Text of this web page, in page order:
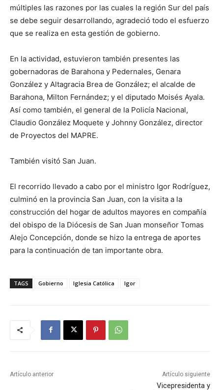
múltiples las razones por las cuales la región Sur del país
se debe seguir desarrollando, agradeció todo el esfuerzo
que se realiza en esta gestión de gobierno.
En la actividad, estuvieron también presentes las
gobernadoras de Barahona y Pedernales, Genara
González y Altagracia Brea de González; el alcalde de
Barahona, Milton Fernández; y el diputado Moisés Ayala.
Así como también, el general de la Policía Nacional,
Claudio González Moquete y Johnny González, director
de Proyectos del MAPRE.
También visitó San Juan.
El recorrido llevado a cabo por el ministro Igor Rodríguez,
culminó en la provincia San Juan, con la visita a la
construcción del hogar de adultos mayores en compañía
del obispo de la Diócesis de San Juan monseñor Tomas
Alejo Concepción, donde se hizo la entrega de aportes
para la continuación de tan importante obra.
TAGS Gobierno Iglesia Católica Igor
Artículo anterior Artículo siguiente
Vicepresidenta y